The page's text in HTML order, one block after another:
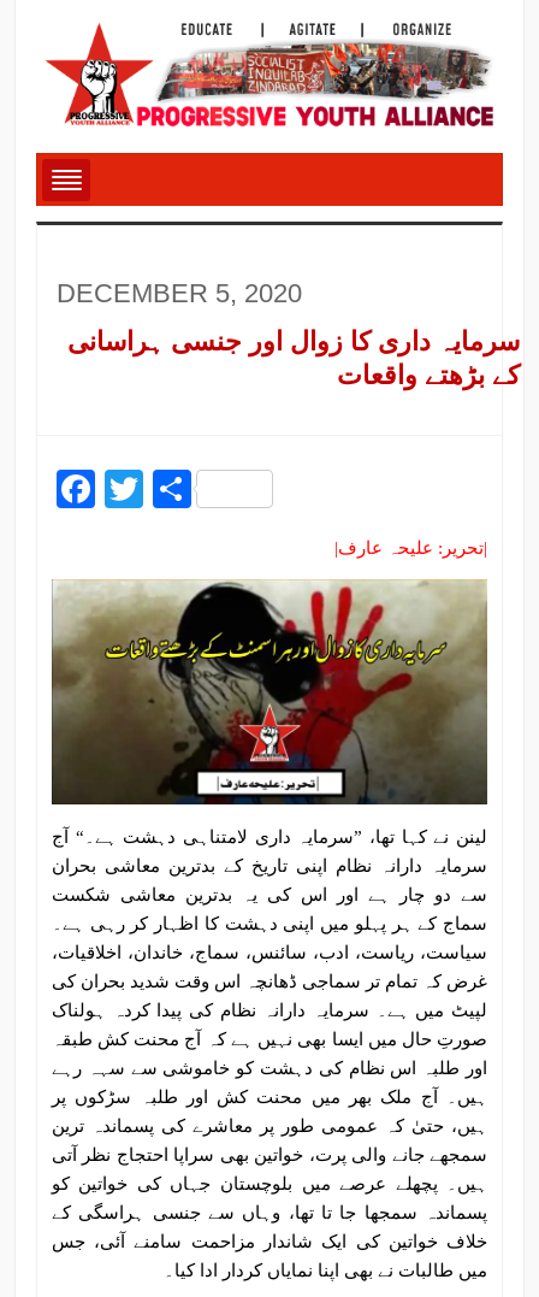
DECEMBER 5, 2020
سرمایہ داری کا زوال اور جنسی ہراسانی
کے بڑھتے واقعات
Facebook
Twitter
Share
|تحریر: علیحہ عارف|
لینن نے کہا تھا، ”سرمایہ داری لامتناہی دہشت ہے۔“ آج
سرمایہ دارانہ نظام اپنی تاریخ کے بدترین معاشی بحران
سے دو چار ہے اور اس کی یہ بدترین معاشی شکست
سماج کے ہر پہلو میں اپنی دہشت کا اظہار کر رہی ہے۔
سیاست، ریاست، ادب، سائنس، سماج، خاندان، اخلاقیات،
غرض کہ تمام تر سماجی ڈھانچہ اس وقت شدید بحران کی
لپیٹ میں ہے۔ سرمایہ دارانہ نظام کی پیدا کردہ ہولناک
صورتِ حال میں ایسا بھی نہیں ہے کہ آج محنت کش طبقہ
اور طلبہ اس نظام کی دہشت کو خاموشی سے سہہ رہے
ہیں۔ آج ملک بھر میں محنت کش اور طلبہ سڑکوں پر
ہیں، حتیٰ کہ عمومی طور پر معاشرے کی پسماندہ ترین
سمجھے جانے والی پرت، خواتین بھی سراپا احتجاج نظر آتی
ہیں۔ پچھلے عرصے میں بلوچستان جہاں کی خواتین کو
پسماندہ سمجھا جا تا تھا، وہاں سے جنسی ہراسگی کے
خلاف خواتین کی ایک شاندار مزاحمت سامنے آئی، جس
میں طالبات نے بھی اپنا نمایاں کردار ادا کیا۔